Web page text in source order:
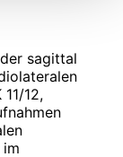
sagittal
12,